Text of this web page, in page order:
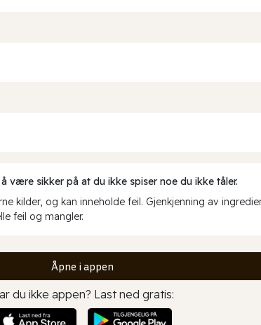
sikker på at du ikke spiser noe du ikke tåler.
kilder, og kan inneholde feil. Gjenkjenning av
feil og mangler.
Åpne i appen
du ikke appen? Last ned gratis: